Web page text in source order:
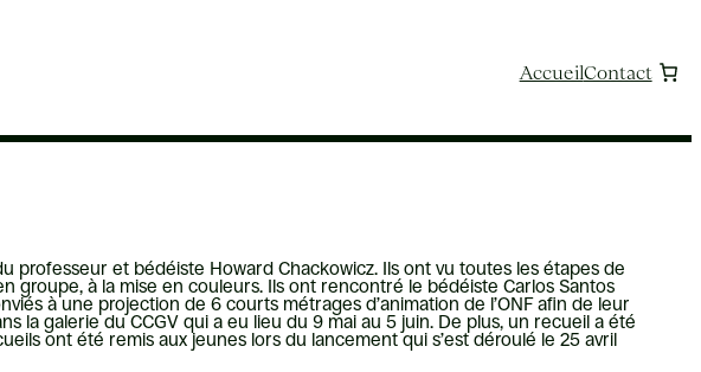
AccueilContact
professeur et bédéiste Howard Chackowicz. Ils ont vu toutes les étapes de
groupe, à la mise en couleurs. Ils ont rencontré le bédéiste Carlos Santos
à une projection de 6 courts métrages d’animation de l’ONF afin de leur
la galerie du CCGV qui a eu lieu du 9 mai au 5 juin. De plus, un recueil a été
ont été remis aux jeunes lors du lancement qui s’est déroulé le 25 avril